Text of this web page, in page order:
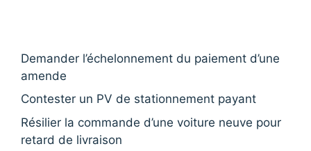
Demander l’échelonnement du paiement d’une
amende
Contester un PV de stationnement payant
Résilier la commande d’une voiture neuve pour
retard de livraison